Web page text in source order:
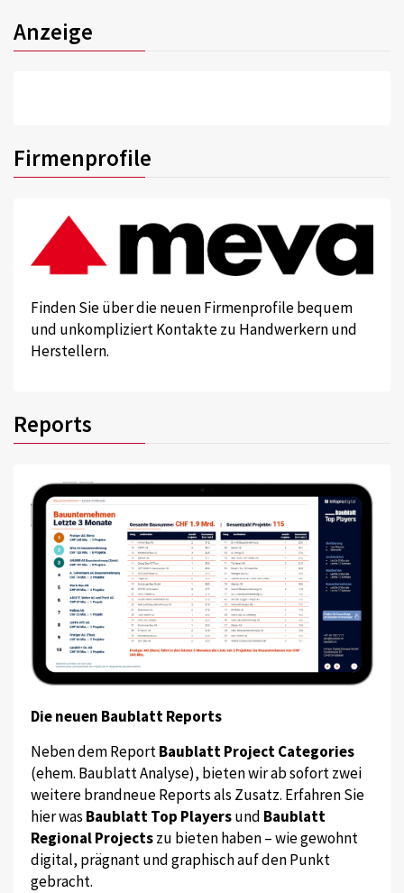
Anzeige
Firmenprofile
Finden Sie über die neuen Firmenprofile bequem
und unkompliziert Kontakte zu Handwerkern und
Herstellern.
Reports
Die neuen Baublatt Reports
Neben dem ReportBaublatt Project Categories
(ehem. Baublatt Analyse), bieten wir ab sofort zwei
weitere brandneue Reports als Zusatz. Erfahren Sie
hier was Baublatt Top Playersund Baublatt
Regional Projectszu bieten haben – wie gewohnt
digital, prägnant und graphisch auf den Punkt
gebracht.